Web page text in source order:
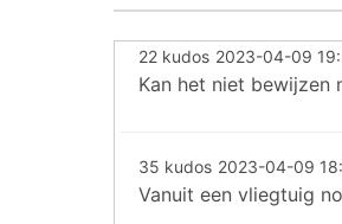
22 kudos 2023-04-09
Kan het niet bewijzen
35 kudos 2023-04-09
Vanuit een vliegtuig